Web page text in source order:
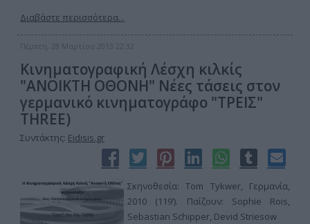
Διαβάστε περισσότερα...
Πέμπτη, 28 Μαρτίου 2013 22:32
Κινηματογραφική Λέσχη κιλκίς
"ΑΝΟΙΚΤΗ ΟΘΟΝΗ" Νέες τάσεις στον
γερμανικό κινηματογράφο "ΤΡΕΙΣ"
THREE)
Συντάκτης: Eidisis.gr
Σκηνοθεσία: Tom Tykwer, Γερμανία,
2010 (119‘). Παίζουν: Sophie Rois,
Sebastian Schipper, Devid Striesow